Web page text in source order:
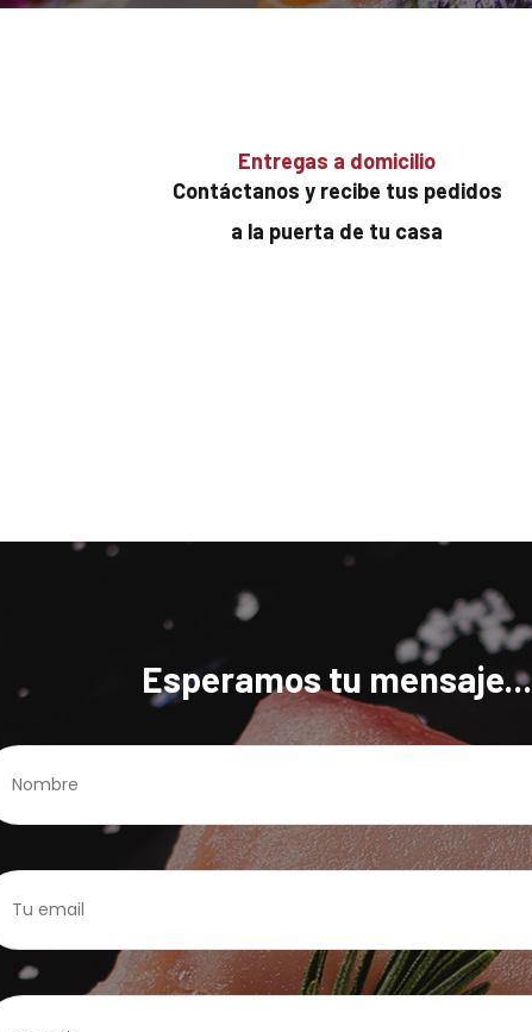
Entregas a domicilio
Contáctanos y recibe tus pedidos
a la puerta de tu casa
Esperamos tu mensaje...